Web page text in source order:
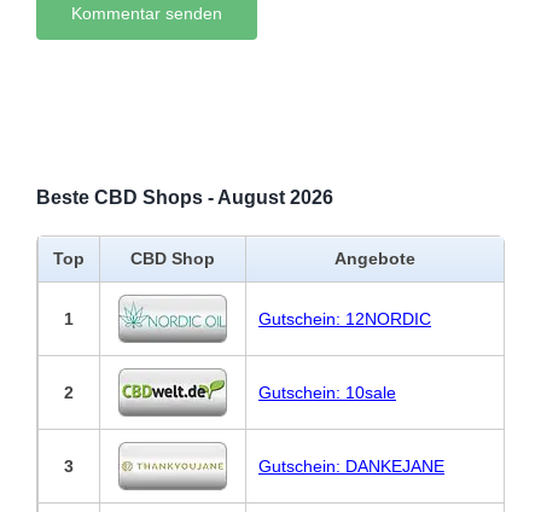
Beste CBD Shops - August 2026
Top CBD Shop Angebote
1 Gutschein: 12NORDIC
2 Gutschein: 10sale
3 Gutschein: DANKEJANE